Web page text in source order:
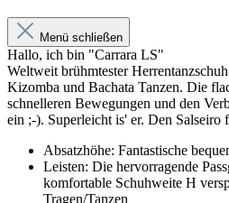
Menü schließen
Hallo, ich bin "Carrara LS"
Weltweit brühmtester
Kizomba und Bachata Tanzen. Die
schnelleren Bewegungen und den
ein ;-). Superleicht is' er. Den Salseiro
Absatzhöhe: Fantastische
Leisten: Die hervorragende
komfortable Schuhweite H
Tragen/Tanzen